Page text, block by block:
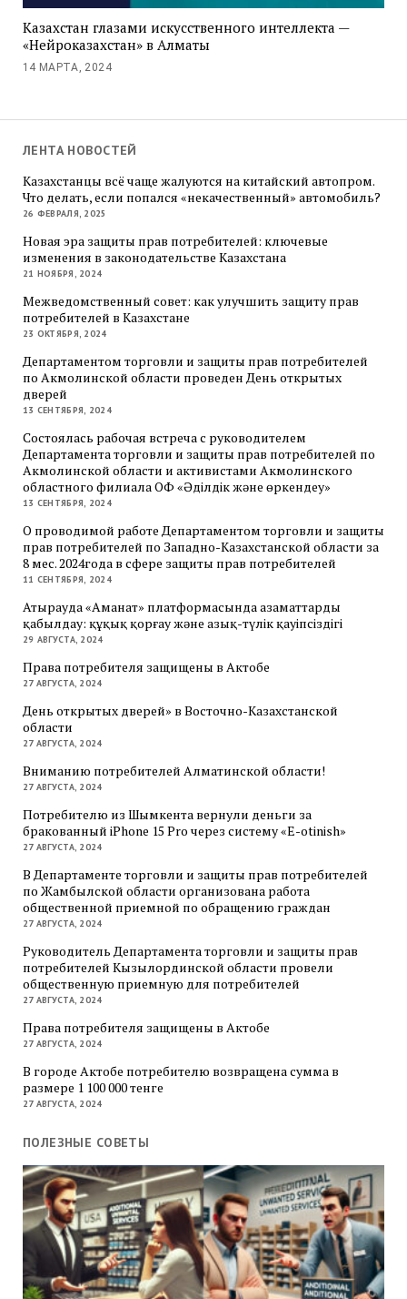
Казахстан глазами искусственного интеллекта —
«Нейроказахстан» в Алматы
14 МАРТА, 2024
ЛЕНТА НОВОСТЕЙ
Казахстанцы всё чаще жалуются на китайский автопром.
Что делать, если попался «некачественный» автомобиль?
26 ФЕВРАЛЯ, 2025
Новая эра защиты прав потребителей: ключевые
изменения в законодательстве Казахстана
21 НОЯБРЯ, 2024
Межведомственный совет: как улучшить защиту прав
потребителей в Казахстане
23 ОКТЯБРЯ, 2024
Департаментом торговли и защиты прав потребителей
по Акмолинской области проведен День открытых
дверей
13 СЕНТЯБРЯ, 2024
Состоялась рабочая встреча с руководителем
Департамента торговли и защиты прав потребителей по
Акмолинской области и активистами Акмолинского
областного филиала ОФ «Әділдік және өркендеу»
13 СЕНТЯБРЯ, 2024
О проводимой работе Департаментом торговли и защиты
прав потребителей по Западно-Казахстанской области за
8 мес. 2024года в сфере защиты прав потребителей
11 СЕНТЯБРЯ, 2024
Атырауда «Аманат» платформасында азаматтарды
қабылдау: құқық қорғау және азық-түлік қауіпсіздігі
29 АВГУСТА, 2024
Права потребителя защищены в Актобе
27 АВГУСТА, 2024
День открытых дверей» в Восточно-Казахстанской
области
27 АВГУСТА, 2024
Вниманию потребителей Алматинской области!
27 АВГУСТА, 2024
Потребителю из Шымкента вернули деньги за
бракованный iPhone 15 Pro через систему «E-otinish»
27 АВГУСТА, 2024
В Департаменте торговли и защиты прав потребителей
по Жамбылской области организована работа
общественной приемной по обращению граждан
27 АВГУСТА, 2024
Руководитель Департамента торговли и защиты прав
потребителей Кызылординской области провели
общественную приемную для потребителей
27 АВГУСТА, 2024
Права потребителя защищены в Актобе
27 АВГУСТА, 2024
В городе Актобе потребителю возвращена сумма в
размере 1 100 000 тенге
27 АВГУСТА, 2024
ПОЛЕЗНЫЕ СОВЕТЫ